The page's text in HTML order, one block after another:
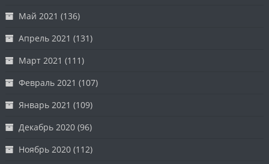
Май 2021 (136)
Апрель 2021 (131)
Март 2021 (111)
Февраль 2021 (107)
Январь 2021 (109)
Декабрь 2020 (96)
Ноябрь 2020 (112)